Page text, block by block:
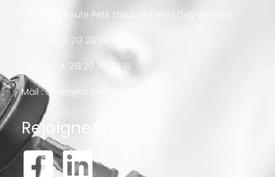
CNPM, Sis Route Petit Staoueli (NIPA) Dely Ibrahim
Tel / Fax : + 213 20 39 66 16
+ 213 20 39 66 18
Mail :cnpm@cnpm.org.dz
Rejoignez nous